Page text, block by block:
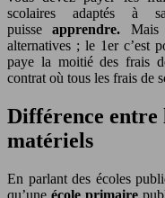
scolaires adaptés à
puisseapprendre. Mais
alternatives ; le 1er c’est
paye la moitié des frais
contrat où tous les frais de
Différence entre
matériels
En parlant des écoles
qu’uneécole primaire